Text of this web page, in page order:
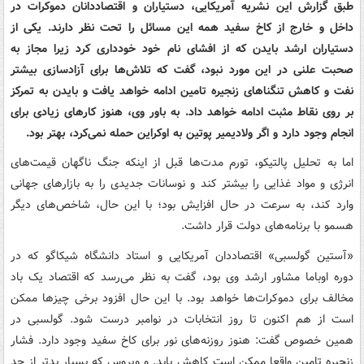
طبق گزارش این نشریه آمریکایی، دستیاران و اقتصاددانان دموکرات در
داخل و خارج از کاخ سفید همه این مسائل را تحت نظر دارند. یکی از
دستیاران ارشد بایدن که از افشای نام خود خودداری کرد زیرا مجاز به
صحبت علنی در این مورد نبود، گفت که تلاش‌ها برای آزادسازی بیشتر
نفت و کاهش تنگناهای زنجیره تامین ادامه خواهد یافت و بایدن به تمرکز
بر روی نقاط مثبت ادامه خواهد داد. به باور وی، هنوز کارهای زیادی برای
انجام وجود دارد و اگر ولادیمیر پوتین به اوکراین حمله نمی‌کرد، بهتر بود.
اما به تحلیل پالتیکو، تورم مدت‌ها قبل از اینکه جنگ ناگهان قیمت‌های
انرژی و مواد غذایی را بیشتر کند و نوسانات جدیدی را به بازارهای جهانی
وارد کند، به سرعت در حال افزایش بود؛ با این حال، شاخص‌های دیگر
هسمو با برنامه‌های دولت قرار داشت.
«آستین گولسبی» اقتصاددان آمریکایی و استاد دانشگاه شیکاگو که در
دوره اوباما مشاور ارشد وی بود، گفت به نظر می‌رسد که اقتصاد یک باد
مخالف برای دموکرات‌ها خواهد بود. با این حال افزود برخی چیزها ممکن
است از هم اکنون تا روز انتخابات در نوامبر درست شود. گولسبی در
همین خصوص گفت: هنوز روزنه‌های نور برای کاخ سفید وجود دارد. فشار